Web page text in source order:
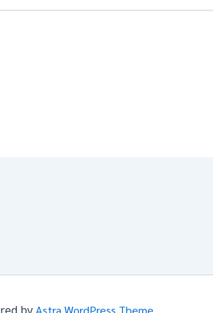
Astra WordPress Theme